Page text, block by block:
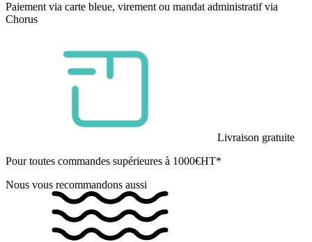
Paiement via carte bleue, virement ou mandat administratif via
Chorus
Livraison gratuite
Pour toutes commandes supérieures à 1000€HT*
Nous vous recommandons aussi